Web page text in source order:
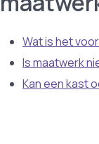
Wat is het
Is maatwerk
Kan een kast